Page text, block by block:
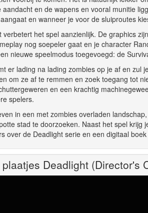
en de wapens en vooral munitie
en wanneer je voor de sluiproutes
verbetert het spel aanzienlijk. De graphics
nog soepeler gaat en je character
nieuwe speelmodus toegevoegd: de
er lading na lading zombies op je af en
om ze af te remmen en zoek toegang tot
en een krachtig
spelers.
in een met zombies overladen
stad te doorzoeken. Naast het spel
over de Deadlight serie en een digitaal
Deadlight (Director's